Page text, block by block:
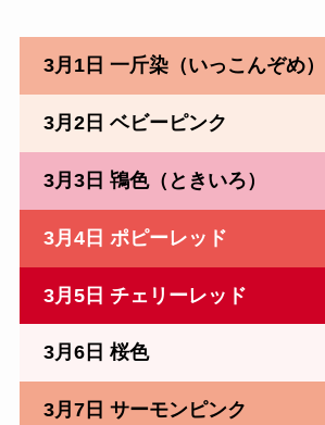
3月1日 一斤染（いっこんぞめ）
3月2日 ベビーピンク
3月3日 鴇色（ときいろ）
3月4日 ポピーレッド
3月5日 チェリーレッド
3月6日 桜色
3月7日 サーモンピンク